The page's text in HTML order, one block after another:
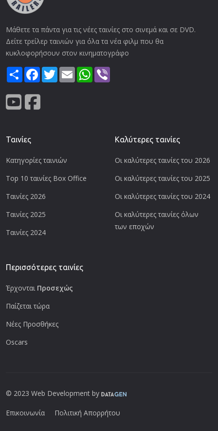
Μάθετε τα πάντα για τις νέες ταινίες στο σινεμά και σε DVD.
Δείτε τρείλερ ταινιών για όλα τα νέα φιλμ που θα
κυκλοφορήσουν στον κινηματογράφο
ShareFacebook
TwitterEmail WhatsApp
Ταινίες
Κατηγορίες ταινιών
Top 10 ταινίες Box Office
Ταινίες 2026
Ταινίες 2025
Ταινίες 2024
Καλύτερες ταινίες
Οι καλύτερες ταινίες του 2026
Οι καλύτερες ταινίες του 2025
Οι καλύτερες ταινίες του 2024
Οι καλύτερες ταινίες όλων
των εποχών
Περισσότερες ταινίες
Έρχονται Προσεχώς
Παίζεται τώρα
Νέες Προσθήκες
Oscars
© 2023 Web Development by
Επικοινωνία Πολιτική Απορρήτου